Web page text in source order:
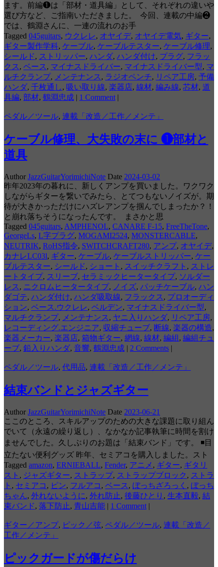
ます。前編❶は「部材・道具編」として、それぞれの違いや
選び方など、ご指南いただきました。 今回、連載の中編❷
では、鶴淵さんに、一連の流れのお手
Tagged 045guitars, ウクレレ, オヤイデ, オヤイデ電気, ギター,
ギター製作学科, ケーブル, ケーブルテスター, ケーブル修理,
シールド, ストリッパー, ハンダ, ハンダ付け, プラグ, フラッ
クス , ベース , マイナスドライバー, マイナスドライバー型, マ
ルチクランプ, メンテナンス , ラジオペンチ, リペア工房, 予備
ハンダ, 千枚通し, 吸い取り線, 楽器店, 線材, 編み線, 芯材, 道
具編, 部材, 鶴淵忠成 | 1 Comment |
ペダル／ツール, 連載「改造／工作／メンテ」
ケーブル修理、大失敗の末に ❶部材と
道具
Author JazzGuitarYorimichiNote Date 2024-03-02
昨年2023年の暮れに、新しくアンプを買いました。ワクワク
しながらギターを繋いでみたら、とてつもないノイズが。期
待が大きかっただけにハズレアンプを掴んでしまったか？！
と崩れ落ちそうになったんです。 まさかと思
Tagged 045guitars, AMPHENOL, CANARE F-15, FreeTheTone,
GeorgeLs, L字プラグ, MOGAMI2524, MONSTERCABLE,
NEUTRIK, RoHS指令, SWITCHCRAFT280, アンプ, オヤイデ,
カナレLC03l, ギター, ケーブル, ケーブルストリッパー, ケー
ブルテスター, シールド, ショート , スイッチクラフト , ストレ
ートタイプ, スリーブ, セラミックヒータータイプ, ソルダー
レス , ニクロムヒータータイプ, ノイズ, パッチケーブル, ハン
ダゴテ, ハンダ付け, ハンダ吸取線, フラックス , プロオーディ
ション, ベース.ウクレレ, ベルデン, マイナスドライバー型,
マルチクランプ, メンテナンス , ヤニ入りハンダ, リペア工房,
レコーディング.エンジニア, 収縮チューブ, 断線, 楽器の構造,
楽器メーカー, 楽器店, 箱物ギター, 網線, 線材, 編組 , 編組チュ
ーブ, 鉛入りハンダ, 音響, 鶴淵忠成 | 2 Comments |
ペダル／ツール, 代用品, 連載「改造／工作／メンテ」
結束バンドとジャズギター
Author JazzGuitarYorimichiNote Date 2023-06-21
ここのところ、スキルアップのための大きな課題に取り組ん
でいて（永遠の繰り返し）、なかなか記事執筆に時間を割け
ませんでした。久しぶりのお題は「結束バンド」です。 ◾️目
立たない便利グッズ 昨年、セミアコを購入しました。スト
Tagged amazon, ERNIEBALL, Fender, アニメ , ギター, ギタリ
スト , ジャズギター, ストラップ, ストラップブロック , ストラ
ト , セミアコ , ピン, フルアコ , ベース , ぼっちざろっく , ぼっち
ちゃん, 外れないように, 外れ防止, 後藤ひとり , 生本直毅, 結
束バンド, 落下防止, 青山吉能 | 1 Comment |
ギター／アンプ, ピック／弦, ペダル／ツール, 連載「改造／
工作／メンテ」
ピックガードが傷だらけ